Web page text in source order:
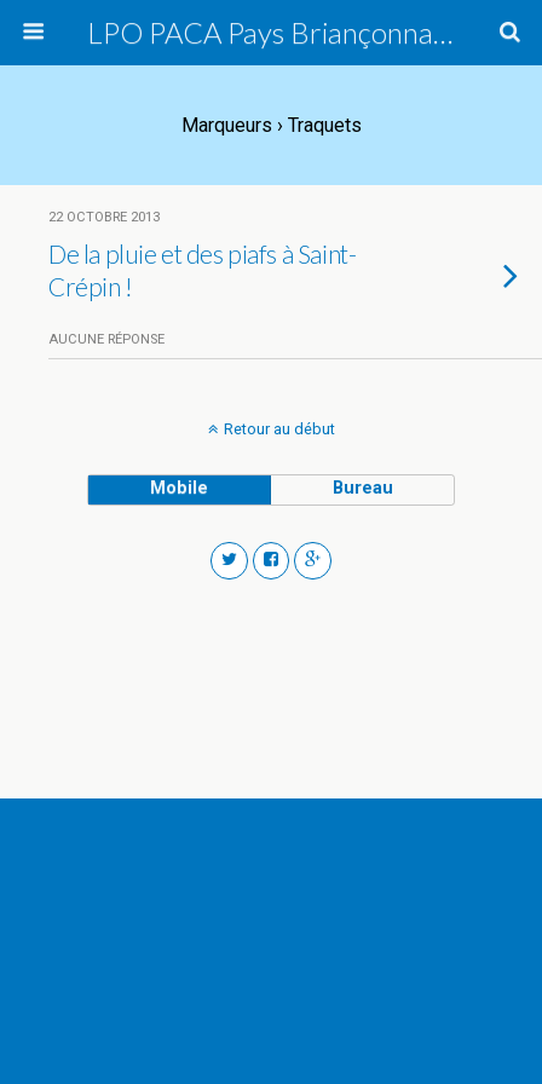
LPO PACA Pays Briançonnais, groupe local
Marqueurs › Traquets
22 OCTOBRE 2013
De la pluie et des piafs à Saint-
Crépin !
AUCUNE RÉPONSE
Retour au début
Mobile Bureau